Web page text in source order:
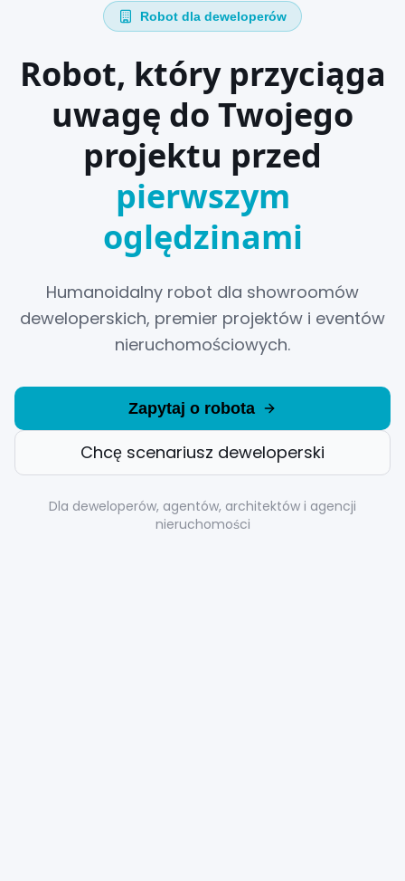
Robot dla deweloperów
Robot, który przyciąga
uwagę do Twojego
projektu przed
pierwszym
oględzinami
Humanoidalny robot dla showroomów
deweloperskich, premier projektów i eventów
nieruchomościowych.
Zapytaj o robota
Chcę scenariusz deweloperski
Dla deweloperów, agentów, architektów i agencji
nieruchomości